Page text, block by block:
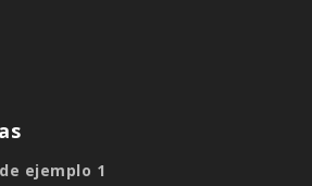
ejemplo 1